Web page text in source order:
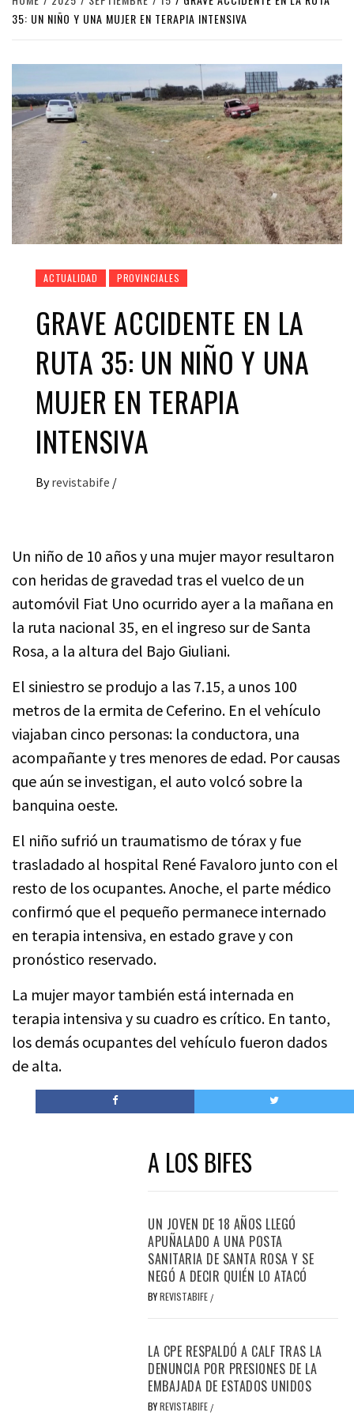
35: UN NIÑO Y UNA MUJER EN TERAPIA INTENSIVA
ACTUALIDAD PROVINCIALES
GRAVE ACCIDENTE EN LA
RUTA 35: UN NIÑO Y UNA
MUJER EN TERAPIA
INTENSIVA
By revistabife /
Un niño de 10 años y una mujer mayor resultaron
con heridas de gravedad tras el vuelco de un
automóvil Fiat Uno ocurrido ayer a la mañana en
la ruta nacional 35, en el ingreso sur de Santa
Rosa, a la altura del Bajo Giuliani.
El siniestro se produjo a las 7.15, a unos 100
metros de la ermita de Ceferino. En el vehículo
viajaban cinco personas: la conductora, una
acompañante y tres menores de edad. Por causas
que aún se investigan, el auto volcó sobre la
banquina oeste.
El niño sufrió un traumatismo de tórax y fue
trasladado al hospital René Favaloro junto con el
resto de los ocupantes. Anoche, el parte médico
confirmó que el pequeño permanece internado
en terapia intensiva, en estado grave y con
pronóstico reservado.
La mujer mayor también está internada en
terapia intensiva y su cuadro es crítico. En tanto,
los demás ocupantes del vehículo fueron dados
de alta.
A LOS BIFES
UN JOVEN DE 18 AÑOS LLEGÓ
APUÑALADO A UNA POSTA
SANITARIA DE SANTA ROSA Y SE
NEGÓ A DECIR QUIÉN LO ATACÓ
BYREVISTABIFE /
LA CPE RESPALDÓ A CALF TRAS LA
DENUNCIA POR PRESIONES DE LA
EMBAJADA DE ESTADOS UNIDOS
BYREVISTABIFE /